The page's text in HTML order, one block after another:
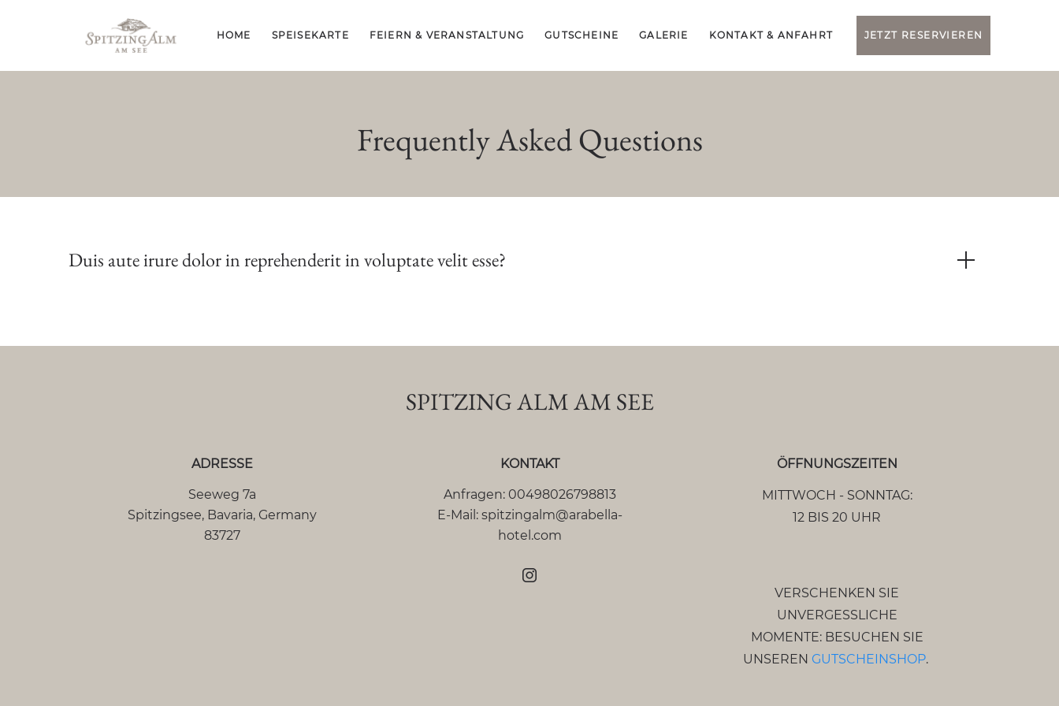
HOME SPEISEKARTE FEIERN & VERANSTALTUNG GUTSCHEINE GALERIE KONTAKT & ANFAHRT JETZT RESERVIEREN
Frequently Asked Questions
Duis aute irure dolor in reprehenderit in voluptate velit esse?
SPITZING ALM AM SEE
ADRESSE
Seeweg 7a
Spitzingsee, Bavaria, Germany
83727
KONTAKT
Anfragen: 00498026798813
E-Mail: spitzingalm@arabella-
hotel.com
ÖFFNUNGSZEITEN
MITTWOCH - SONNTAG:
12 BIS 20 UHR
VERSCHENKEN SIE
UNVERGESSLICHE
MOMENTE: BESUCHEN SIE
UNSEREN GUTSCHEINSHOP.